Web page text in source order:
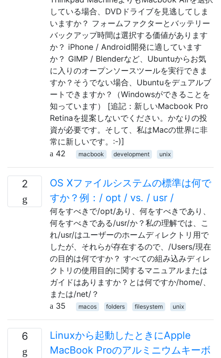
している場合、DVDドライブを見逃してしま
いますか？ フォームファクターとバッテリー
バックアップ時間は選択する価値があります
か？ iPhone / Android開発に適しています
か？ GIMP / Blenderなど、Ubuntuからお気
に入りのオープンソースツールを実行できま
すか？そうでない場合、Ubuntuをデュアルブ
ートできますか？（Windowsができることを
知っています） [追記：新しいMacbook Pro
Retinaを提案しないでください。かなりの投
資が必要です。そして、私はMacの世界に非
常に新しいです。:-)]
42
macbook development unix
2
OS Xファイルシステムの標準は何で
すか？例：/ opt / vs. / usr /
何をすべきで/opt/あり、何をすべきであり、
何をすべきである/usr/か？私の理解では、こ
れ/usr/はユーザーのホームディレクトリ用で
したが、それらが存在するので、/Users/現在
の目的は何ですか？ すべての組み込みディレ
クトリの使用目的に関するマニュアルまたは
ガイドはありますか？とは何ですか/home/、
または/net/？
35
macos folders filesystem unix
6
Linuxから起動したときにApple
MacBook Proのアルミニウムキーボ